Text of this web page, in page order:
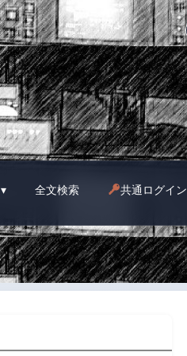
全文検索 共通ログイン